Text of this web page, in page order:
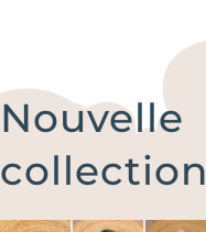
Nouvelle
collection